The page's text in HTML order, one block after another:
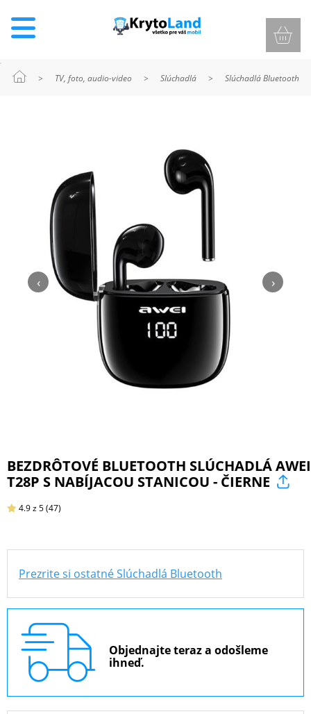
NABÍJANIE
PRÍSLUŠENSTVO
PRE
PRÍSLUŠENSTVO
TABLETY
NOTEBOOK
‹ ›
BEZDRÔTOVÉ BLUETOOTH SLÚCHADLÁ AWEI
T28P S NABÍJACOU STANICOU - ČIERNE
4.9z 5(47)
Prezrite si ostatné Slúchadlá Bluetooth
Objednajte teraz a odošleme
ihneď.
> TV, foto, audio-video > Slúchadlá > Slúchadlá Bluetooth